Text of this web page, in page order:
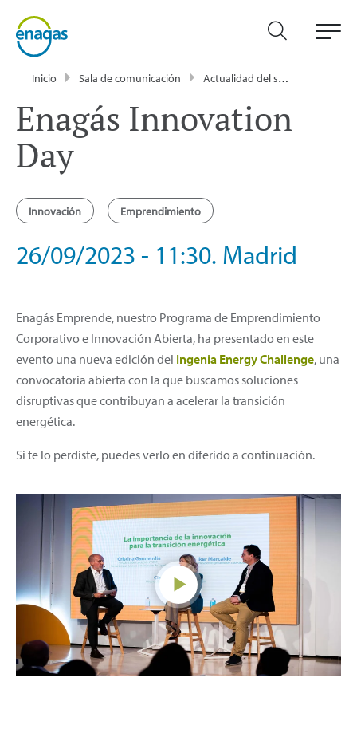
Inicio Sala de comunicación Actualidad del sector energético - Enagás
Enagás Innovation
Day
Innovación Emprendimiento
26/09/2023 - 11:30. Madrid
Enagás Emprende, nuestro Programa de Emprendimiento
Corporativo e Innovación Abierta, ha presentado en este
evento una nueva edición del Ingenia Energy Challenge, una
convocatoria abierta con la que buscamos soluciones
disruptivas que contribuyan a acelerar la transición
energética.
Si te lo perdiste, puedes verlo en diferido a continuación.